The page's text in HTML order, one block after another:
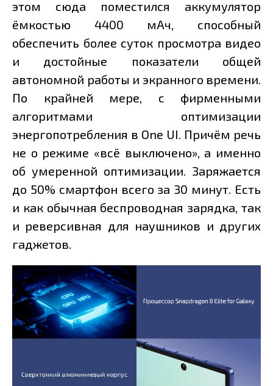
этом сюда поместился аккумулятор
ёмкостью 4400 мАч, способный
обеспечить более суток просмотра видео
и достойные показатели общей
автономной работы и экранного времени.
По крайней мере, с фирменными
алгоритмами оптимизации
энергопотребления в One UI. Причём речь
не о режиме «всё выключено», а именно
об умеренной оптимизации. Заряжается
до 50% смартфон всего за 30 минут. Есть
и как обычная беспроводная зарядка, так
и реверсивная для наушников и других
гаджетов.